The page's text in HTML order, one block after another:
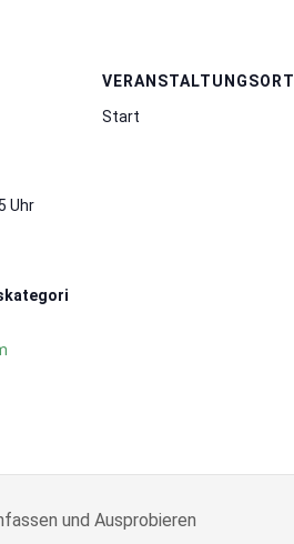
Uhr
VERANSTALTUNGSORT
Start
und Ausprobieren